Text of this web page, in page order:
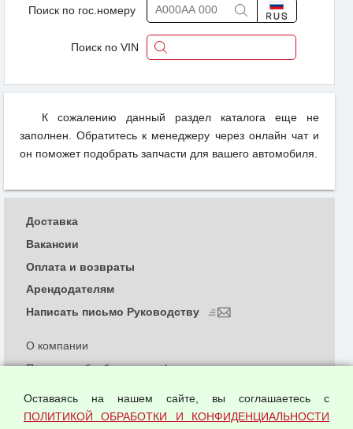
Поиск по гос.номеру
Поиск по VIN
К сожалению данный раздел каталога еще не
заполнен. Обратитесь к менеджеру через онлайн чат и
он поможет подобрать запчасти для вашего автомобиля.
О компании
Политика обработки и конфиденциальности
Согласием на обработку персональных данных
Доставка
Вакансии
Оплата и возвраты
Арендодателям
Написать письмо Руководству
Оставаясь на нашем сайте, вы соглашаетесь с
ПОЛИТИКОЙ ОБРАБОТКИ И КОНФИДЕНЦИАЛЬНОСТИ